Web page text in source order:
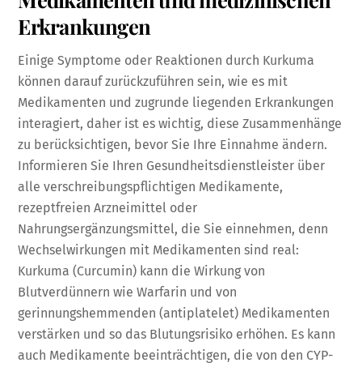
Erkrankungen
Einige Symptome oder Reaktionen durch Kurkuma
können darauf zurückzuführen sein, wie es mit
Medikamenten und zugrunde liegenden Erkrankungen
interagiert, daher ist es wichtig, diese Zusammenhänge
zu berücksichtigen, bevor Sie Ihre Einnahme ändern.
Informieren Sie Ihren Gesundheitsdienstleister über
alle verschreibungspflichtigen Medikamente,
rezeptfreien Arzneimittel oder
Nahrungsergänzungsmittel, die Sie einnehmen, denn
Wechselwirkungen mit Medikamenten sind real:
Kurkuma (Curcumin) kann die Wirkung von
Blutverdünnern wie Warfarin und von
gerinnungshemmenden (antiplatelet) Medikamenten
verstärken und so das Blutungsrisiko erhöhen. Es kann
auch Medikamente beeinträchtigen, die von den CYP-